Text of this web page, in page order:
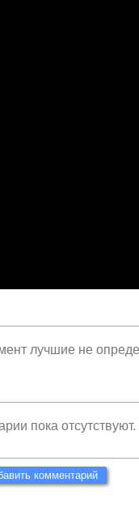
лучшие не
пока отсутствуют.
комментарий